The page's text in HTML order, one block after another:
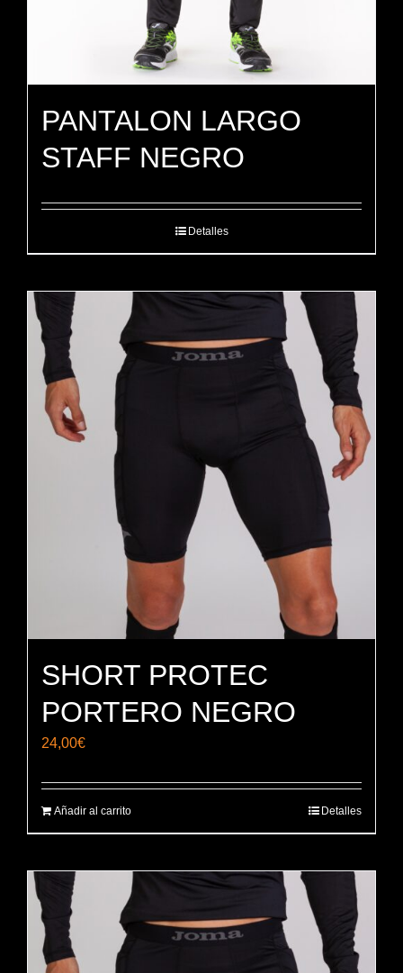
PANTALON LARGO
STAFF NEGRO
Detalles
SHORT PROTEC
PORTERO NEGRO
24,00€
Añadir al carrito Detalles